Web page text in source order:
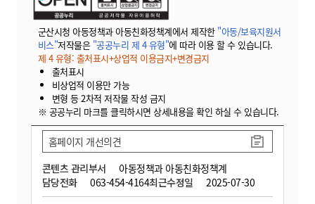
군산시청 아동정책과 아동친화정책계에서 제작한 "아동/보육지원서
비스"저작물은 "공공누리 제 4 유형"에 따라 이용 할 수 있습니다.
제 4 유형: 출처표시+상업적 이용금지+변경금지
출처표시
비상업적 이용만 가능
변형 등 2차적 저작물 작성 금지
※ 공공누리 마크를 클릭하시면 상세내용을 확인 하실 수 있습니다.
콘텐츠 관리부서
아동정책과 아동친화정책계
담당전화
063-454-4164최근수정일 2025-07-30
홈페이지 개선의견